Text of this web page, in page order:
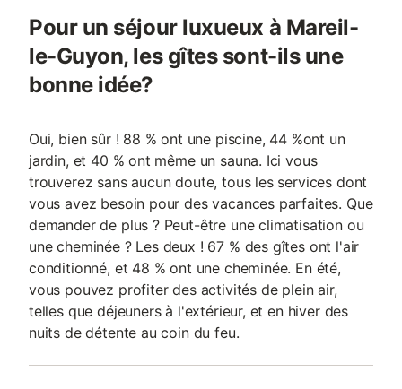
Pour un séjour luxueux à Mareil-
le-Guyon, les gîtes sont-ils une
bonne idée?
Oui, bien sûr ! 88 % ont une piscine, 44 %ont un
jardin, et 40 % ont même un sauna. Ici vous
trouverez sans aucun doute, tous les services dont
vous avez besoin pour des vacances parfaites. Que
demander de plus ? Peut-être une climatisation ou
une cheminée ? Les deux ! 67 % des gîtes ont l'air
conditionné, et 48 % ont une cheminée. En été,
vous pouvez profiter des activités de plein air,
telles que déjeuners à l'extérieur, et en hiver des
nuits de détente au coin du feu.